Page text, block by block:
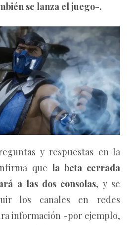
se lanza el juego-.
y respuestas en la
que la beta cerrada
a las dos consolas, y se
los canales en redes
información -por ejemplo,